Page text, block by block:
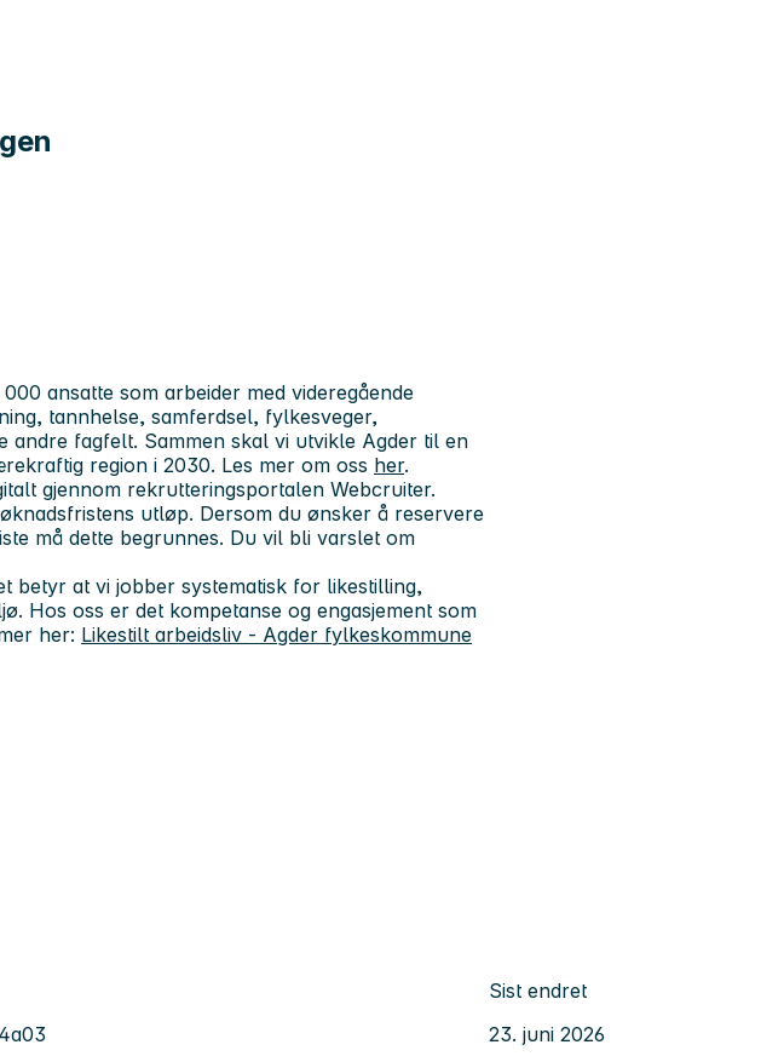
ansatte som arbeider med videregående
tannhelse, samferdsel, fylkesveger,
fagfelt. Sammen skal vi utvikle Agder til en
region i 2030. Les mer om oss her.
gjennom rekrutteringsportalen Webcruiter.
utløp. Dersom du ønsker å reservere
må dette begrunnes. Du vil bli varslet om
betyr at vi jobber systematisk for likestilling,
Hos oss er det kompetanse og engasjement som
her: Likestilt arbeidsliv - Agder fylkeskommune
Sist endret
23. juni 2026